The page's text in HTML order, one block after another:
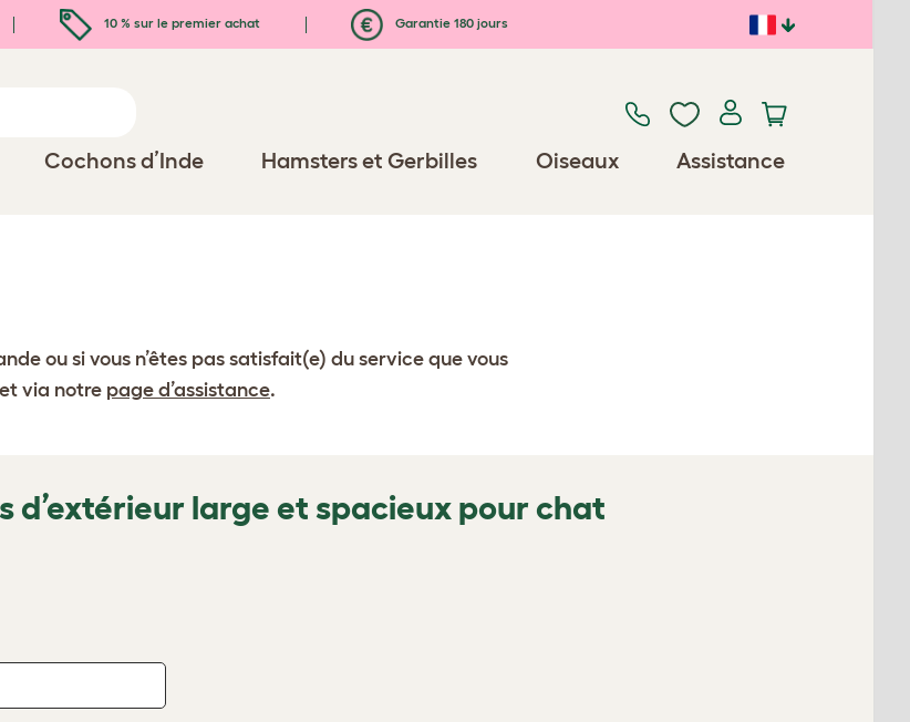
10 % sur le premier achat Garantie 180 jours
Cochons d’Inde Hamsters et Gerbilles Oiseaux Assistance
ou si vous n’êtes pas satisfait(e) du service que vous
via notre page d’assistance.
d’extérieur large et spacieux pour chat